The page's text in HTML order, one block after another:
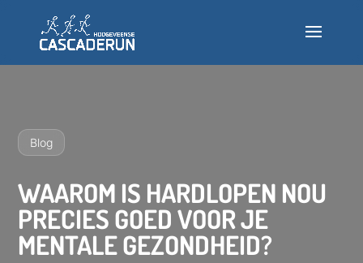
Blog
WAAROM IS HARDLOPEN NOU
PRECIES GOED VOOR JE
MENTALE GEZONDHEID?
Info
Testlopen